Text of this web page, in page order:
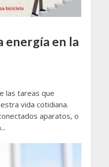
energía en la
las tareas que
vida cotidiana.
aparatos, o